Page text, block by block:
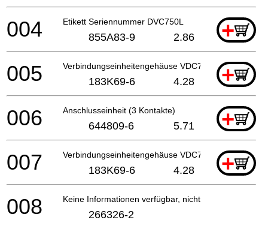
Etikett Seriennummer DVC750L +
004 855A83-9 2.86
Verbindungseinheitengehäuse VDC750L +
005 183K69-6 4.28
Anschlusseinheit (3 Kontakte) +
006 644809-6 5.71
Verbindungseinheitengehäuse VDC750L +
007 183K69-6 4.28
Keine Informationen verfügbar, nicht bestellbar
008 266326-2